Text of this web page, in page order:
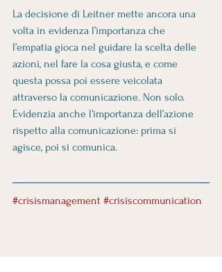
La decisione di Leitner mette ancora una
volta in evidenza l’importanza che
l’empatia gioca nel guidare la scelta delle
azioni, nel fare la cosa giusta, e come
questa possa poi essere veicolata
attraverso la comunicazione. Non solo.
Evidenzia anche l’importanza dell’azione
rispetto alla comunicazione: prima si
agisce, poi si comunica.
#crisismanagement #crisiscommunication